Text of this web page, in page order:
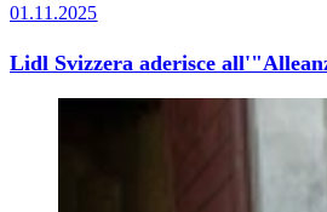
01.11.2025
Lidl Svizzera aderisce